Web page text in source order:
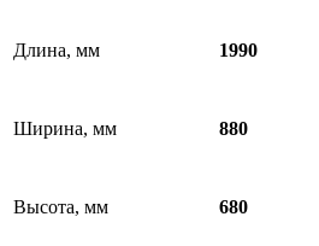
Длина, мм 1990
Ширина, мм 880
Высота, мм 680